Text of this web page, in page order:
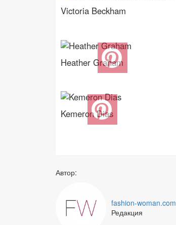
Victoria Beckham
Heather Graham
Kemeron Dias
Автор:
fashion-woman.com
Редакция